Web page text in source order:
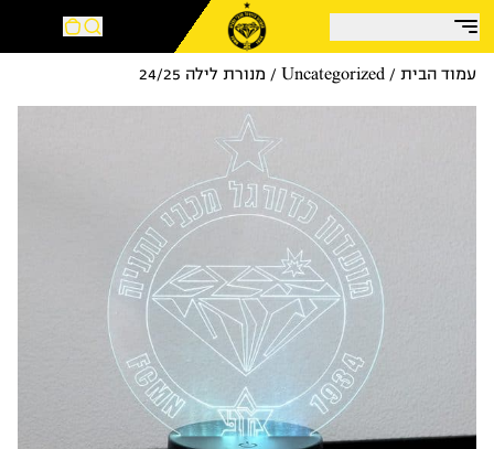
עמוד הבית /
Uncategorized / מנורת לילה 24/25